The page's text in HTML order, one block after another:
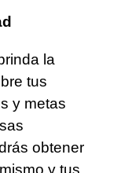
la
tus
y metas
obtener
y tus